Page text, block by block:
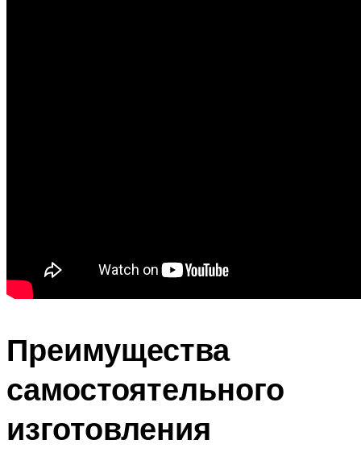
Преимущества
самостоятельного
изготовления